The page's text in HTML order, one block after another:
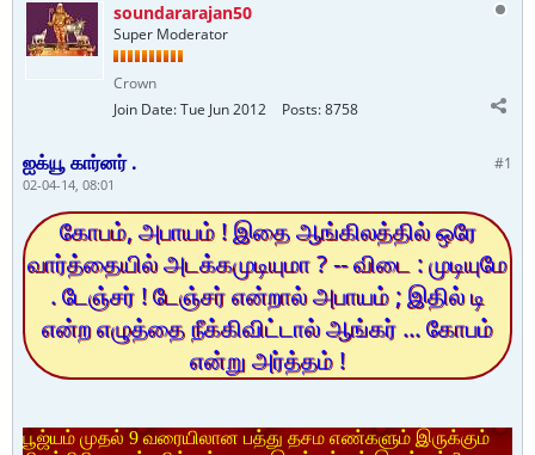
soundararajan50
Super Moderator
Crown
Join Date:Tue Jun 2012 Posts:8758
#1
ஐக்யூ கார்னர் .
02-04-14, 08:01
கோபம், அபாயம் ! இதை ஆங்கிலத்தில் ஒரே
வார்த்தையில் அடக்கமுடியுமா ? -- விடை : முடியுமே
. டேஞ்சர் ! டேஞ்சர் என்றால் அபாயம் ; இதில் டி
என்ற எழுத்தை நீக்கிவிட்டால் ஆங்கர் ... கோபம்
என்று அர்த்தம் !
பூஜ்யம் முதல் 9 வரையிலான பத்து தசம எண்களும் இருக்கும்